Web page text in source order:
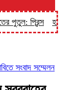
প্রিন্স
সংবাদ সম্মেলন